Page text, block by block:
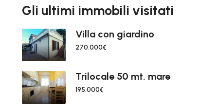
Gli ultimi immobili visitati
Villa con giardino
270.000€
Trilocale 50 mt. mare
195.000€